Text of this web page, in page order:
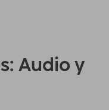
Audio y